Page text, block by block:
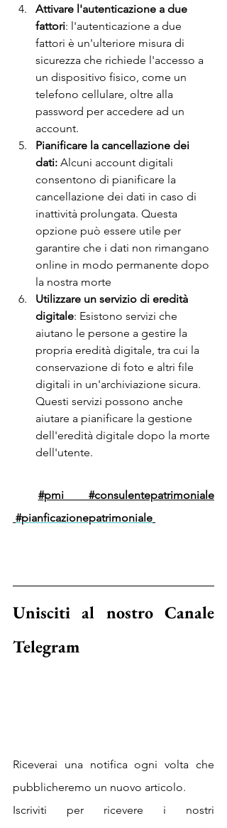
Attivare l'autenticazione a due
fattori: l'autenticazione a due
fattori è un'ulteriore misura di
sicurezza che richiede l'accesso a
un dispositivo fisico, come un
telefono cellulare, oltre alla
password per accedere ad un
account.
Pianificare la cancellazione dei
dati: Alcuni account digitali
consentono di pianificare la
cancellazione dei dati in caso di
inattività prolungata. Questa
opzione può essere utile per
garantire che i dati non rimangano
online in modo permanente dopo
la nostra morte
Utilizzare un servizio di eredità
digitale: Esistono servizi che
aiutano le persone a gestire la
propria eredità digitale, tra cui la
conservazione di foto e altri file
digitali in un'archiviazione sicura.
Questi servizi possono anche
aiutare a pianificare la gestione
dell'eredità digitale dopo la morte
dell'utente.
#pmi #consulentepatrimoniale
#pianficazionepatrimoniale
Unisciti al nostro Canale
Telegram
Riceverai una notifica ogni volta che
pubblicheremo un nuovo articolo.
Iscriviti per ricevere i nostri